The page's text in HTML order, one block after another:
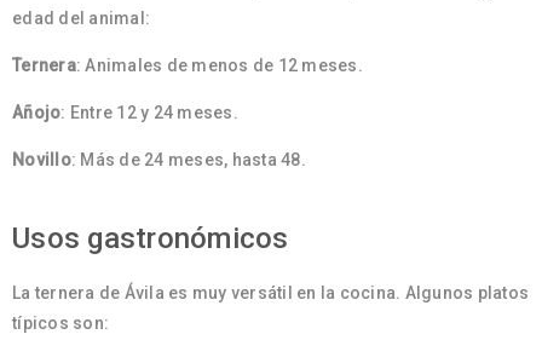
edad del animal:
Ternera: Animales de menos de 12 meses.
Añojo: Entre 12 y 24 meses.
Novillo: Más de 24 meses, hasta 48.
Usos gastronómicos
La ternera de Ávila es muy versátil en la cocina. Algunos platos
típicos son: